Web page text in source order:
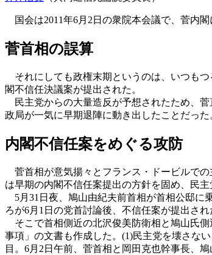
国会は2011年6月2日の衆院本会議で、菅内
菅首相の誤算
それにしても政権末期というのは、いつも
閣不信任決議案が提出された。
民主党からの大量造反が予想されたため、菅
政局が一気に早期退陣に動き出したことだっ
内閣不信任案をめぐる攻防
菅首相が意気揚々とフランス・ドービルでの
は早期の内閣不信任案提出の方針を固め、民
5月31日夜、鳩山由紀夫前首相が首相公邸に
ろが6月1日の党首討論後、不信任案が提出さ
そこで首相側近の北沢俊美防衛相と鳩山氏
事項」の文書も作成した。(1)民主党を壊さな
目。6月2日午前、菅首相と岡田克也幹事長、